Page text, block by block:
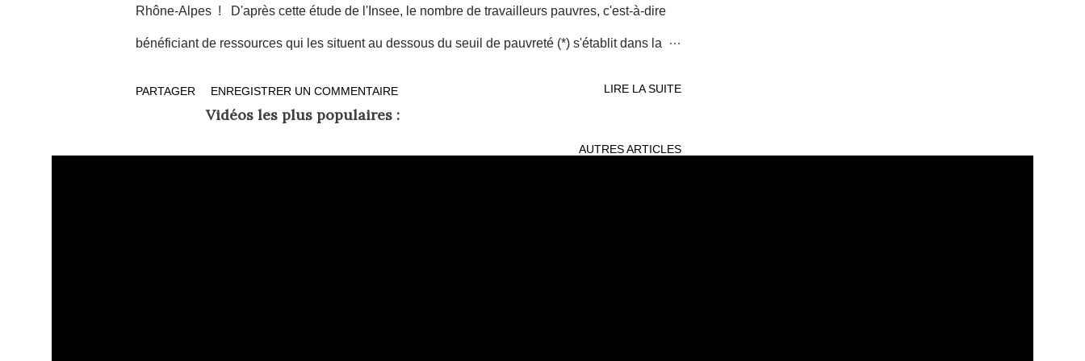
Rhône-Alpes ! D'après cette étude de l'Insee, le nombre de travailleurs pauvres, c'est-à-dire
bénéficiant de ressources qui les situent au dessous du seuil de pauvreté (*) s'établit dans la
statistique aux conjoints et aux enfants, les travailleurs pauvres représentent 330 000
PARTAGER ENREGISTRER UN COMMENTAIRE LIRE LA SUITE
AUTRES ARTICLES
Vidéos les plus populaires :